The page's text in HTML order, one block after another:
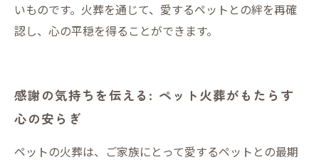
いものです。火葬を通じて、愛するペットとの絆を再確
認し、心の平穏を得ることができます。
感謝の気持ちを伝える: ペット火葬がもたらす
心の安らぎ
ペットの火葬は、ご家族にとって愛するペットとの最期